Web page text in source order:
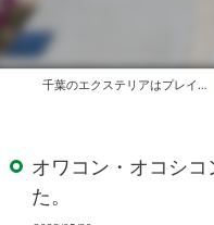
千葉のエクステリアはプレイスデザイン株式会社
オワコン・オコシ
た。